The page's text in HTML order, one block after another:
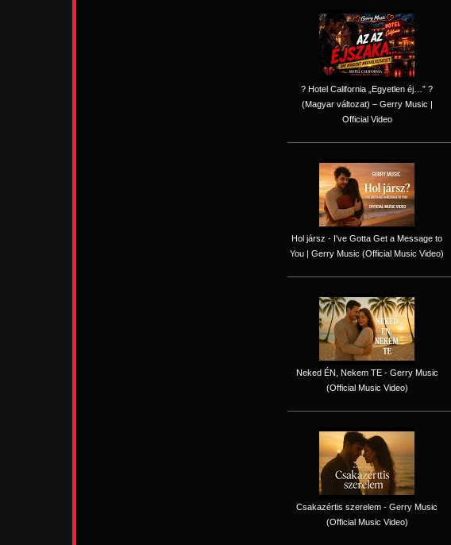
? Hotel California „Egyetlen éj…” ?
(Magyar változat) – Gerry Music |
Official Video
Hol jársz - I've Gotta Get a Message to
You | Gerry Music (Official Music Video)
Neked ÉN, Nekem TE - Gerry Music
(Official Music Video)
Csakazértis szerelem - Gerry Music
(Official Music Video)